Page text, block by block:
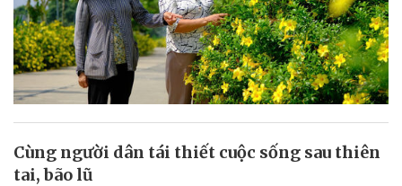
Cùng người dân tái thiết cuộc sống sau thiên
tai, bão lũ